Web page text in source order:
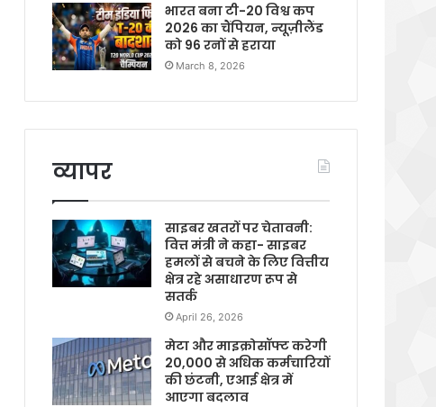
भारत बना टी-20 विश्व कप
2026 का चैंपियन, न्यूज़ीलैंड
को 96 रनों से हराया
March 8, 2026
व्यापर
साइबर खतरों पर चेतावनी:
वित्त मंत्री ने कहा- साइबर
हमलों से बचने के लिए वित्तीय
क्षेत्र रहे असाधारण रूप से
सतर्क
April 26, 2026
मेटा और माइक्रोसॉफ्ट करेगी
20,000 से अधिक कर्मचारियों
की छंटनी, एआई क्षेत्र में
आएगा बदलाव